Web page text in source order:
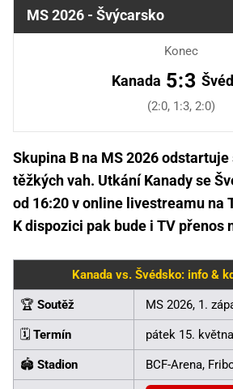
MS 2026 - Švýcarsko
Konec
Kanada 5:3
(2:0, 1:3, 2:0)
Skupina B na MS 2026
těžkých vah. Utkání Kanady se
od 16:20 v online livestreamu na
K dispozici pak bude i TV přenos
Kanada vs. Švédsko: info &
🏆 Soutěž MS 2026, 1.
🗓️ Termín pátek 15.
🏟️ Stadion BCF-Arena,